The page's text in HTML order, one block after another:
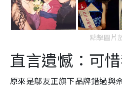
點擊圖片
直言遺憾：可
原來是鄔友正旗下品牌錯過與